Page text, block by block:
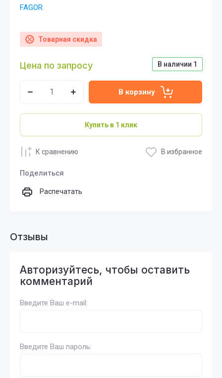
FAGOR
Товарная скидка
В наличии 1
Цена по запросу
В корзину
Купить в 1 клик
К сравнению В избранное
Поделиться
Распечатать
Отзывы
Авторизуйтесь, чтобы оставить
комментарий
Введите Ваш e-mail:
Введите Ваш пароль: